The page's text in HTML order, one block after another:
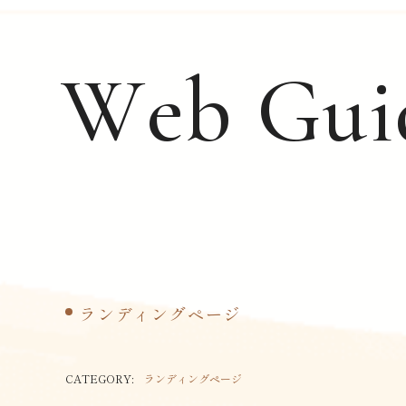
Web Gui
ランディングページ
CATEGORY: ランディングページ